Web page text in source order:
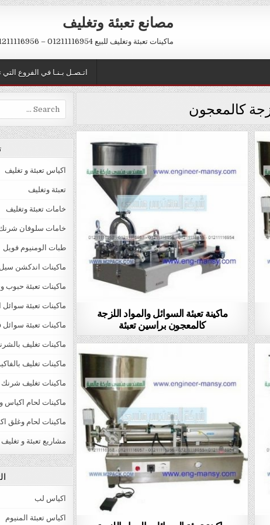
مصانع تعبئة وتغليف
ماكينات تعبئة وتغليف للبيع 01211116954 – 01211116956 – 01211116958
اتـصـل بـنـا في الفروع
كالمعجون
ماكينة تعبئة السوائل والمواد اللزجة
كالمعجون براسين تعبئة
Search
for:
اكياس تعبئة و تغليف
تعبئة وتغليف
خامات تعبئة وتغليف
خامات سلوفان
طبات الومنيوم فويل
ماكينات اندكشن سيل
ماكينات تعبئة حبوب
ماكينات تعبئة سوائل
ماكينات تعبئة
ماكينات تغليف
ماكينات تغليف
ماكينات تغليف شرنك
ماكينات لحام اكياس
ماكينات لحام وغلق
مشاريع تعبئة و تغليف
اكياس لب
اكياس تعبئة المنيوم